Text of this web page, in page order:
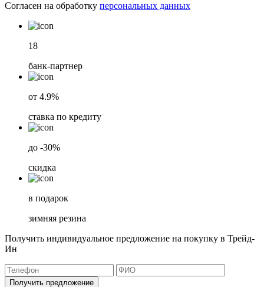
Согласен на обработку персональных данных
18
банк-партнер
от 4.9%
ставка по кредиту
до -30%
скидка
в подарок
зимняя резина
Получить индивидуальное предложение на покупку в Трейд-
Ин
Получить предложение